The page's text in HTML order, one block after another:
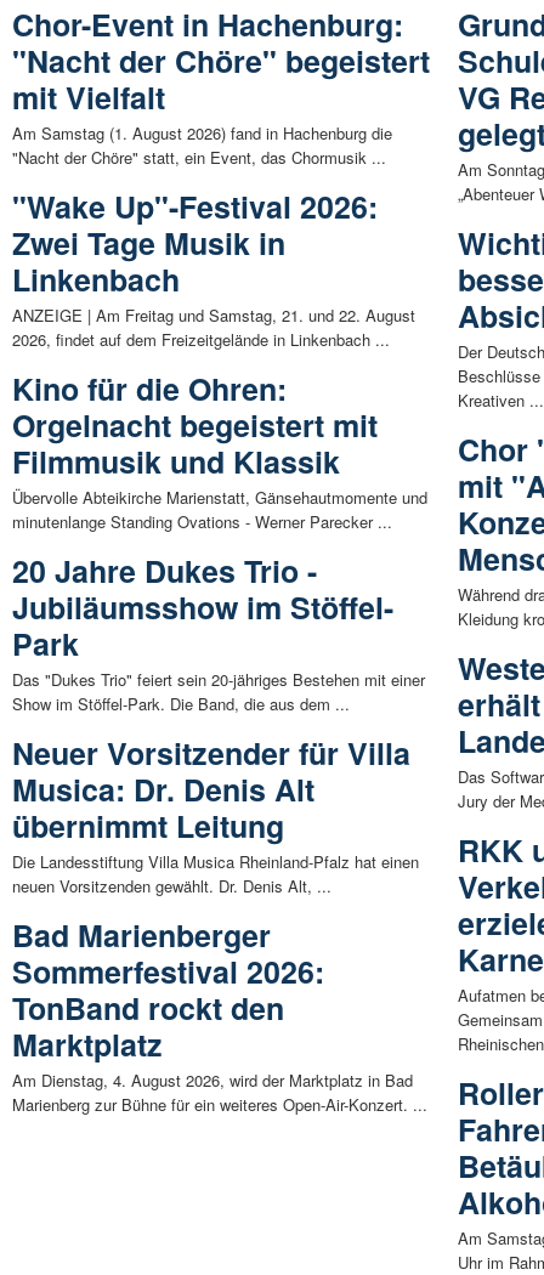
Chor-Event in Hachenburg:
"Nacht der Chöre" begeistert
mit Vielfalt
Am Samstag (1. August 2026) fand in Hachenburg die
"Nacht der Chöre" statt, ein Event, das Chormusik ...
"Wake Up"-Festival 2026:
Zwei Tage Musik in
Linkenbach
ANZEIGE | Am Freitag und Samstag, 21. und 22. August
2026, findet auf dem Freizeitgelände in Linkenbach ...
Kino für die Ohren:
Orgelnacht begeistert mit
Filmmusik und Klassik
Übervolle Abteikirche Marienstatt, Gänsehautmomente und
minutenlange Standing Ovations - Werner Parecker ...
20 Jahre Dukes Trio -
Jubiläumsshow im Stöffel-
Park
Das "Dukes Trio" feiert sein 20-jähriges Bestehen mit einer
Show im Stöffel-Park. Die Band, die aus dem ...
Neuer Vorsitzender für Villa
Musica: Dr. Denis Alt
übernimmt Leitung
Die Landesstiftung Villa Musica Rheinland-Pfalz hat einen
neuen Vorsitzenden gewählt. Dr. Denis Alt, ...
Bad Marienberger
Sommerfestival 2026:
TonBand rockt den
Marktplatz
Am Dienstag, 4. August 2026, wird der Marktplatz in Bad
Marienberg zur Bühne für ein weiteres Open-Air-Konzert. ...
VG
Am
Der
Kreativen ...
Chor
mit
Während
Kleidung
Das
Jury der
RKK
Aufatmen
Am
Uhr im